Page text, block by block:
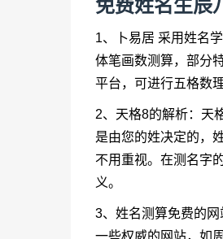
免费姓名生辰
1、卜易居 采用姓名
体笔画数测算，部分
平台，可进行五格数
2、天格8的解析：天
是由您的姓决定的，
不用重视。在测名字
义。
3、姓名测算免费的
一些权威的网站，如